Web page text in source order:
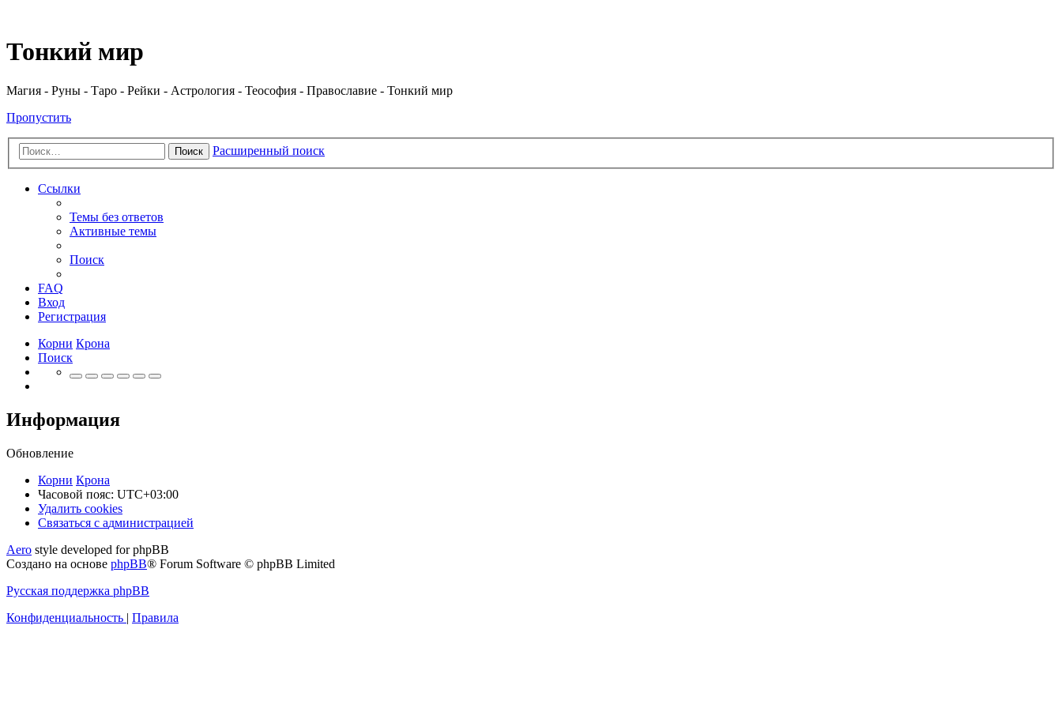
Тонкий мир
Магия - Руны - Таро - Рейки - Астрология - Теософия - Православие - Тонкий мир
Пропустить
Поиск Расширенный поиск
Ссылки
Темы без ответов
Активные темы
Поиск
FAQ
Вход
Регистрация
Корни Крона
Поиск
Информация
Обновление
Корни Крона
Часовой пояс: UTC+03:00
Удалить cookies
Связаться
администрацией
Связаться с администрацией
Aero style developed for phpBB
Создано на основе phpBB® Forum Software © phpBB Limited
Русская поддержка phpBB
Конфиденциальность | Правила